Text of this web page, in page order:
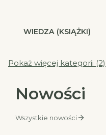
WIEDZA (KSIĄŻKI)
Pokaż więcej kategorii (2)
Nowości
Wszystkie nowości